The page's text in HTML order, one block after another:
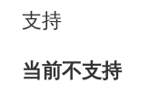
支持
当前不支持